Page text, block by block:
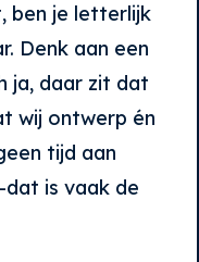
ben je letterlijk
Denk aan een
ja, daar zit dat
wij ontwerp én
tijd aan
is vaak de